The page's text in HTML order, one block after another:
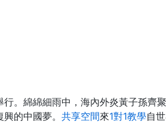
。綿綿細雨中，海內外炎黃子孫齊
的中國夢。 共享空間來1對1教學自